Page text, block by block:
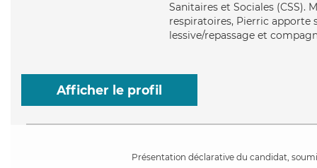
Sanitaires et Sociales (CSS).
respiratoires, Pierric apporte
lessive/repassage et
Afficher le profil
Présentation déclarative du candidat,